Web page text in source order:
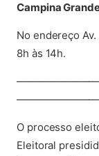
Campina
No endereço
8h às 14h.
O processo
Eleitoral